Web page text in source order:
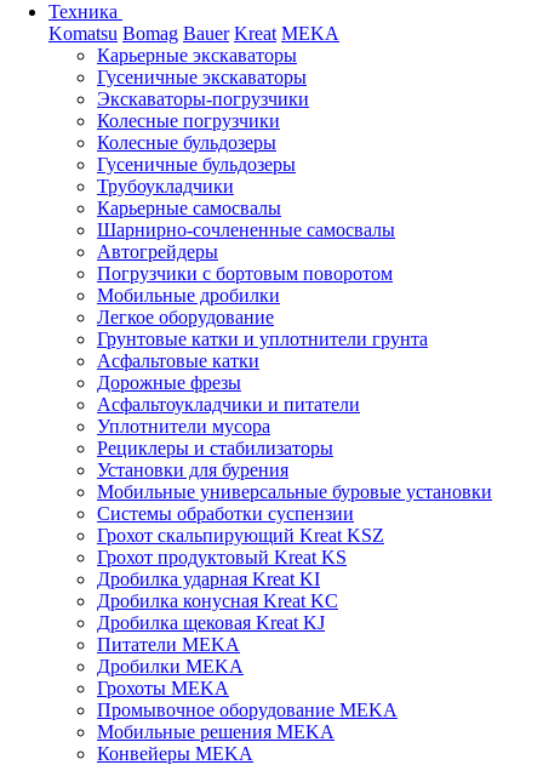
Техника
Komatsu Bomag Bauer Kreat MEKA
Карьерные экскаваторы
Гусеничные экскаваторы
Экскаваторы-погрузчики
Колесные погрузчики
Колесные бульдозеры
Гусеничные бульдозеры
Трубоукладчики
Карьерные самосвалы
Шарнирно-сочлененные cамосвалы
Автогрейдеры
Погрузчики с бортовым поворотом
Мобильные дробилки
Легкое оборудование
Грунтовые катки и уплотнители грунта
Асфальтовые катки
Дорожные фрезы
Асфальтоукладчики и питатели
Уплотнители мусора
Рециклеры и стабилизаторы
Установки для бурения
Мобильные универсальные буровые установки
Системы обработки суспензии
Грохот скальпирующий Kreat KSZ
Грохот продуктовый Kreat KS
Дробилка ударная Kreat KI
Дробилка конусная Kreat KC
Дробилка щековая Kreat KJ
Питатели MEKA
Дробилки MEKA
Грохоты MEKA
Промывочное оборудование MEKA
Мобильные решения MEKA
Конвейеры MEKA